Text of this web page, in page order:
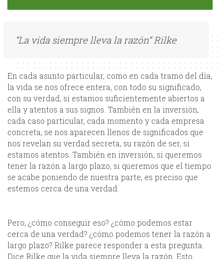
“La vida siempre lleva la razón” Rilke
En cada asunto particular, como en cada tramo del día,
la vida se nos ofrece entera, con todo su significado,
con su verdad, si estamos suficientemente abiertos a
ella y atentos a sus signos. También en la inversión,
cada caso particular, cada momento y cada empresa
concreta, se nos aparecen llenos de significados que
nos revelan su verdad secreta, su razón de ser, si
estamos atentos. También en inversión, si queremos
tener la razón a largo plazo, si queremos que el tiempo
se acabe poniendo de nuestra parte, es preciso que
estemos cerca de una verdad.
Pero, ¿cómo conseguir eso? ¿cómo podemos estar
cerca de una verdad? ¿cómo podemos tener la razón a
largo plazo? Rilke parece responder a esta pregunta.
Dice Rilke que la vida siempre lleva la razón. Esto